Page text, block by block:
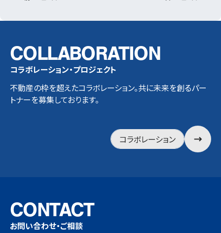
COLLABORATION
コラボレーション・プロジェクト
不動産の枠を超えたコラボレーション。共に未来を創るパー
トナーを募集しております。
コラボレーション
CONTACT
お問い合わせ・ご相談